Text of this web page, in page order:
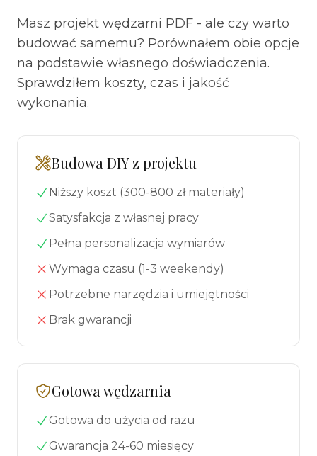
Masz projekt wędzarni PDF - ale czy warto
budować samemu? Porównałem obie opcje
na podstawie własnego doświadczenia.
Sprawdziłem koszty, czas i jakość
wykonania.
Budowa DIY z projektu
Niższy koszt (300-800 zł materiały)
Satysfakcja z własnej pracy
Pełna personalizacja wymiarów
Wymaga czasu (1-3 weekendy)
Potrzebne narzędzia i umiejętności
Brak gwarancji
Gotowa wędzarnia
Gotowa do użycia od razu
Gwarancja 24-60 miesięcy